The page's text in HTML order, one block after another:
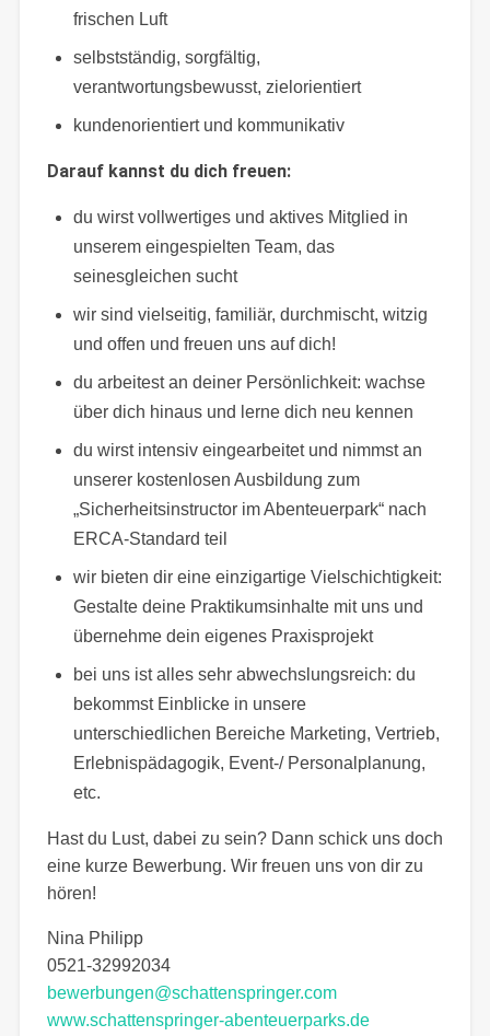
frischen Luft
selbstständig, sorgfältig,
verantwortungsbewusst, zielorientiert
kundenorientiert und kommunikativ
Darauf kannst du dich freuen:
du wirst vollwertiges und aktives Mitglied in
unserem eingespielten Team, das
seinesgleichen sucht
wir sind vielseitig, familiär, durchmischt, witzig
und offen und freuen uns auf dich!
du arbeitest an deiner Persönlichkeit: wachse
über dich hinaus und lerne dich neu kennen
du wirst intensiv eingearbeitet und nimmst an
unserer kostenlosen Ausbildung zum
„Sicherheitsinstructor im Abenteuerpark“ nach
ERCA-Standard teil
wir bieten dir eine einzigartige Vielschichtigkeit:
Gestalte deine Praktikumsinhalte mit uns und
übernehme dein eigenes Praxisprojekt
bei uns ist alles sehr abwechslungsreich: du
bekommst Einblicke in unsere
unterschiedlichen Bereiche Marketing, Vertrieb,
Erlebnispädagogik, Event-/ Personalplanung,
etc.
Hast du Lust, dabei zu sein? Dann schick uns doch
eine kurze Bewerbung. Wir freuen uns von dir zu
hören!
Nina Philipp
0521-32992034
bewerbungen@schattenspringer.com
www.schattenspringer-abenteuerparks.de